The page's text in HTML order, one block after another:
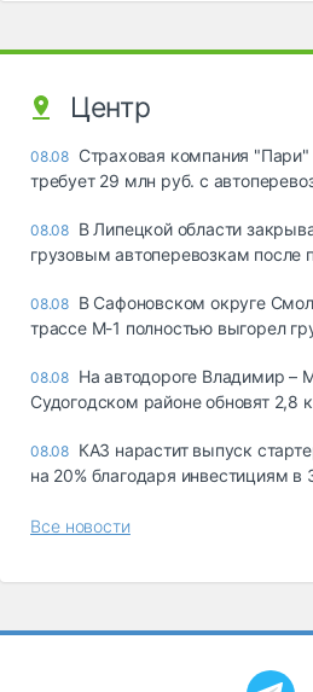
Центр
08.08 Страховая компания "Пари"
требует 29 млн руб. с
08.08 В Липецкой области
грузовым автоперевозкам после
08.08 В Сафоновском округе
трассе М-1 полностью выгорел
08.08 На автодороге Владимир –
Судогодском районе обновят 2,8
08.08 КАЗ нарастит выпуск
на 20% благодаря инвестициям в
Все новости